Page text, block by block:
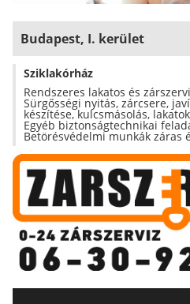
Budapest, I. kerület
Sziklakórház
Rendszeres lakatos és
Sürgősségi nyitás, zárcsere,
készítése, kulcsmásolás,
Egyéb biztonságtechnikai
Betörésvédelmi munkák záras